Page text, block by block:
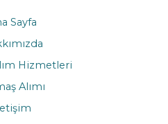
Sayfa
Hizmetleri
Alımı